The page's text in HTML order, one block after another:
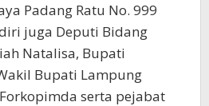
Padang Ratu No. 999
juga Deputi Bidang
Natalisa, Bupati
Bupati Lampung
serta pejabat